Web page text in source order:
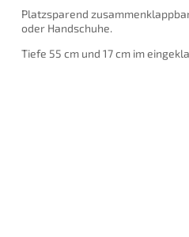
Platzsparend
oder Handschuhe.
Tiefe 55 cm und 17 cm im